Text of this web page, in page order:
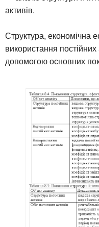
активів.
Структура, економічна
використання постійних
допомогою основних